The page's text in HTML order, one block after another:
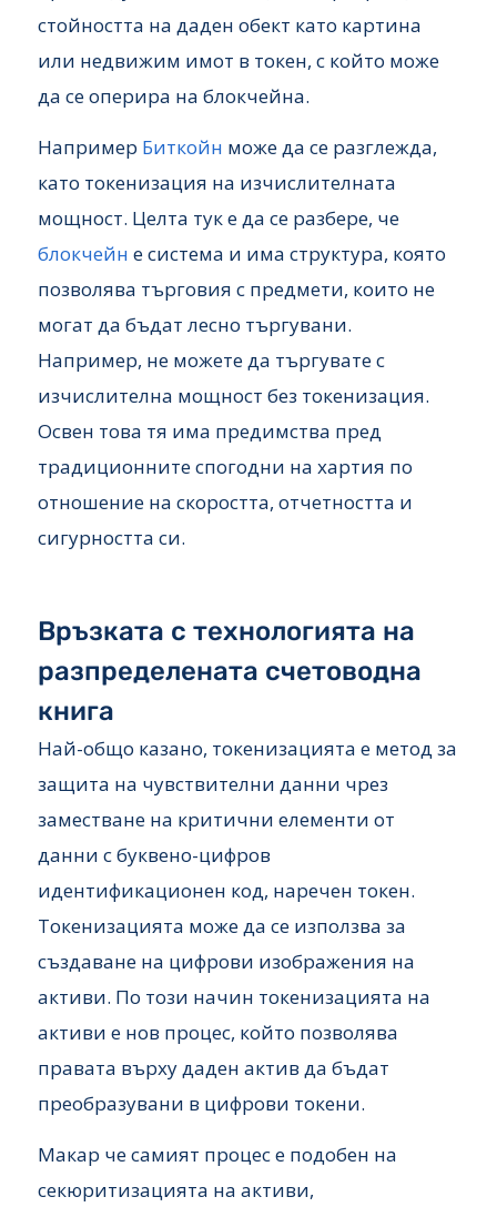
стойността на даден обект като картина
или недвижим имот в токен, с който може
да се оперира на блокчейна.
Например Биткойн може да се разглежда,
като токенизация на изчислителната
мощност. Целта тук е да се разбере, че
блокчейн е система и има структура, която
позволява търговия с предмети, които не
могат да бъдат лесно търгувани.
Например, не можете да търгувате с
изчислителна мощност без токенизация.
Освен това тя има предимства пред
традиционните спогодни на хартия по
отношение на скоростта, отчетността и
сигурността си.
Връзката с технологията на
разпределената счетоводна
книга
Най-общо казано, токенизацията е метод за
защита на чувствителни данни чрез
заместване на критични елементи от
данни с буквено-цифров
идентификационен код, наречен токен.
Токенизацията може да се използва за
създаване на цифрови изображения на
активи. По този начин токенизацията на
активи е нов процес, който позволява
правата върху даден актив да бъдат
преобразувани в цифрови токени.
Макар че самият процес е подобен на
секюритизацията на активи,